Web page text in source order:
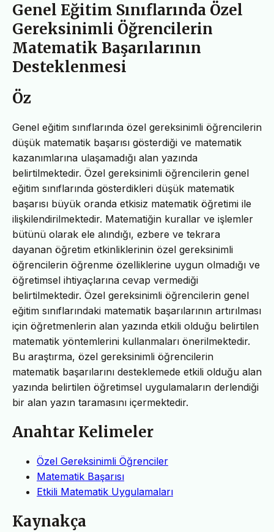
Genel Eğitim Sınıflarında Özel
Gereksinimli Öğrencilerin
Matematik Başarılarının
Desteklenmesi
Öz
Genel eğitim sınıflarında özel gereksinimli öğrencilerin
düşük matematik başarısı gösterdiği ve matematik
kazanımlarına ulaşamadığı alan yazında
belirtilmektedir. Özel gereksinimli öğrencilerin genel
eğitim sınıflarında gösterdikleri düşük matematik
başarısı büyük oranda etkisiz matematik öğretimi ile
ilişkilendirilmektedir. Matematiğin kurallar ve işlemler
bütünü olarak ele alındığı, ezbere ve tekrara
dayanan öğretim etkinliklerinin özel gereksinimli
öğrencilerin öğrenme özelliklerine uygun olmadığı ve
öğretimsel ihtiyaçlarına cevap vermediği
belirtilmektedir. Özel gereksinimli öğrencilerin genel
eğitim sınıflarındaki matematik başarılarının artırılması
için öğretmenlerin alan yazında etkili olduğu belirtilen
matematik yöntemlerini kullanmaları önerilmektedir.
Bu araştırma, özel gereksinimli öğrencilerin
matematik başarılarını desteklemede etkili olduğu alan
yazında belirtilen öğretimsel uygulamaların derlendiği
bir alan yazın taramasını içermektedir.
Anahtar Kelimeler
Özel Gereksinimli Öğrenciler
Matematik Başarısı
Etkili Matematik Uygulamaları
Kaynakça